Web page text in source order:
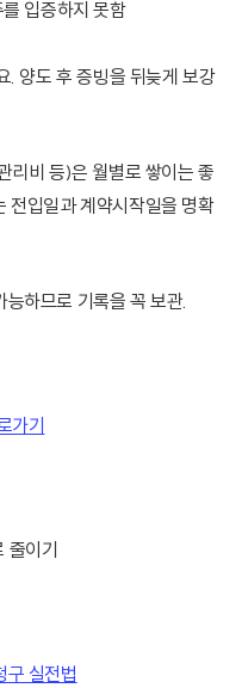
입증하지 못함
. 양도 후 증빙을 뒤늦게 보강
리비 등)은 월별로 쌓이는 좋
전입일과 계약시작일을 명확
하므로 기록을 꼭 보관.
가기
이기
구 실전법